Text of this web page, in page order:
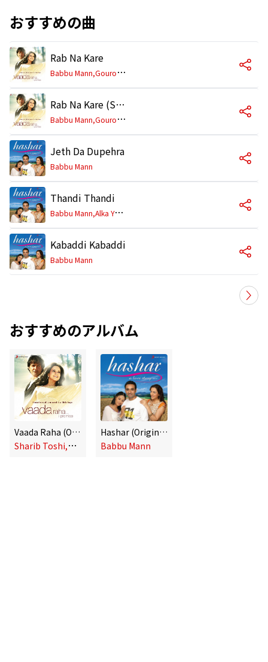
おすすめの曲
Rab Na Kare
B
abbu Mann,Gourov Dasgupta
Rab Na Kare (Slow)
B
abbu Mann,Gourov Dasgupta
Jeth Da Dupehra
Babbu Mann
Thandi Thandi
B
abbu Mann,Alka Yagnik
Kabaddi Kabaddi
Babbu Mann
おすすめのアルバム
Vaada Raha (Original Motion Picture Soundtrack)
S
harib Toshi,Sanjoy Chowdhury,Babbu Mann
Hashar (Original Motion Picture Soundtrack)
Babbu Mann